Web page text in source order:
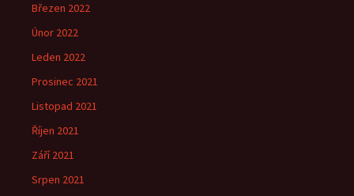
Březen 2022
Únor 2022
Leden 2022
Prosinec 2021
Listopad 2021
Říjen 2021
Září 2021
Srpen 2021